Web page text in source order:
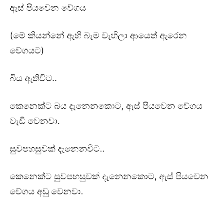
ඇස් පියවෙන වේගය
(මේ කියන්නේ ඇහි බැම වැහිලා ආයෙත් ඇරෙන
වේගයට)
බිය ඇතිවිට..
කෙනෙක්ට බය දැනෙනකොට, ඇස් පියවෙන වේගය
වැඩි වෙනවා.
සුවපහසුවක් දැනෙනවිට..
කෙනෙක්ට සුවපහසුවක් දැනෙනකොට, ඇස් පියවෙන
වේගය අඩු වෙනවා.